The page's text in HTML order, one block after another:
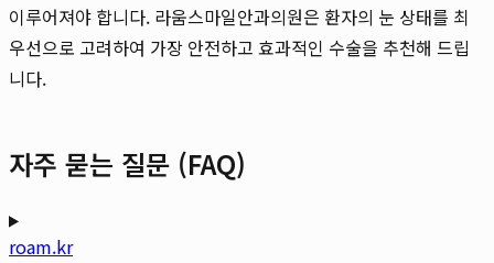
이루어져야 합니다. 라움스마일안과의원은 환자의 눈 상태를 최
우선으로 고려하여 가장 안전하고 효과적인 수술을 추천해 드립
니다.
자주 묻는 질문 (FAQ)
roam.kr